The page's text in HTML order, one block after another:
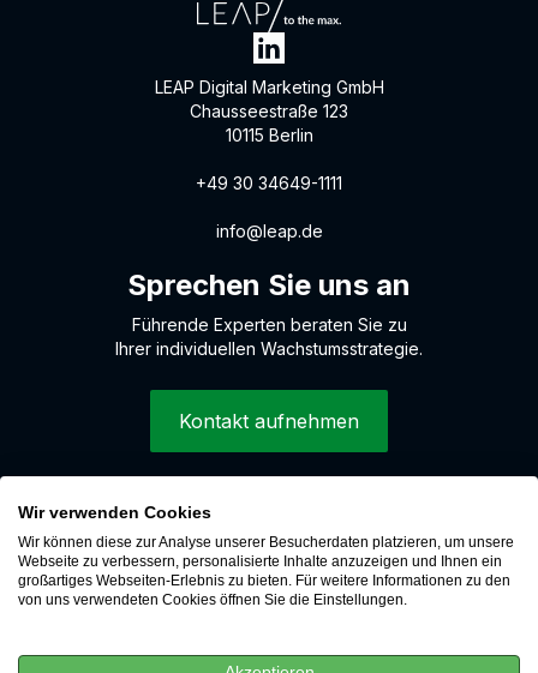
LEAP Digital Marketing GmbH
Chausseestraße 123
10115 Berlin
+49 30 34649-1111
info@leap.de
Sprechen Sie uns an
Führende Experten beraten Sie zu
Ihrer individuellen Wachstumsstrategie.
Kontakt aufnehmen
Hinweisgebersystem
Cookies
Impressum
Wir verwenden Cookies
Wir können diese zur Analyse unserer Besucherdaten platzieren, um unsere
Webseite zu verbessern, personalisierte Inhalte anzuzeigen und Ihnen ein
großartiges Webseiten-Erlebnis zu bieten. Für weitere Informationen zu den
von uns verwendeten Cookies öffnen Sie die Einstellungen.